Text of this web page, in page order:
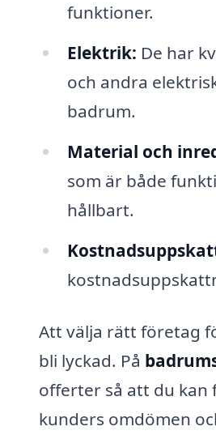
funktioner.
Elektrik: De har
och andra
badrum.
Material och
som är både
hållbart.
Att välja rätt företag
bli lyckad. På
offerter så att du kan
kunders omdömen